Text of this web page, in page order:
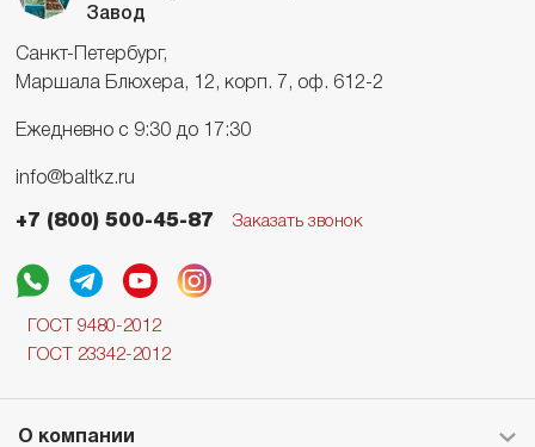
Завод
Санкт-Петербург,
Маршала Блюхера, 12, корп. 7, оф. 612-2
Ежедневно с 9:30 до 17:30
info@baltkz.ru
+7 (800) 500-45-87 Заказать звонок
ГОСТ 9480-2012
ГОСТ 23342-2012
О компании